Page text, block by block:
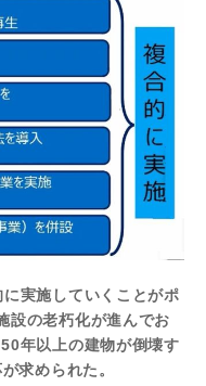
に実施していくことがポ
設の老朽化が進んでお
年以上の建物が倒壊す
求められた。